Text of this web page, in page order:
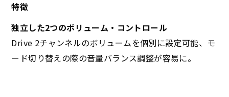
特徴
独立した2つのボリューム・コントロール
Drive 2チャンネルのボリュームを個別に設定可能、モ
ード切り替えの際の音量バランス調整が容易に。